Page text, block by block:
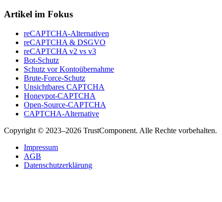
Artikel im Fokus
reCAPTCHA-Alternativen
reCAPTCHA & DSGVO
reCAPTCHA v2 vs v3
Bot-Schutz
Schutz vor Kontoübernahme
Brute-Force-Schutz
Unsichtbares CAPTCHA
Honeypot-CAPTCHA
Open-Source-CAPTCHA
CAPTCHA-Alternative
Copyright © 2023–2026 TrustComponent. Alle Rechte vorbehalten.
Impressum
AGB
Datenschutzerklärung